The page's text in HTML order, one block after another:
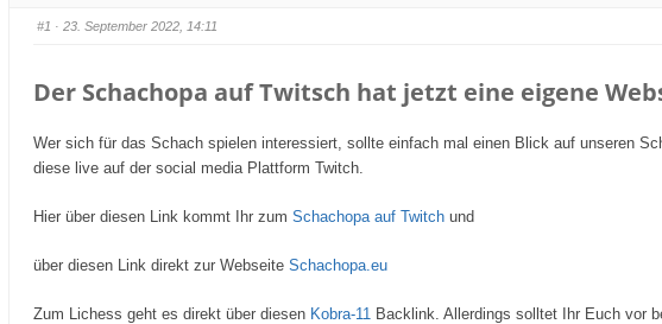
#1 · 23. September 2022, 14:11
Der Schachopa auf Twitsch hat jetzt eine eigene
Wer sich für das Schach spielen interessiert, sollte einfach mal einen Blick auf unseren
diese live auf der social media Plattform Twitch.
Hier über diesen Link kommt Ihr zum Schachopa auf Twitch und
über diesen Link direkt zur Webseite Schachopa.eu
Zum Lichess geht es direkt über diesen Kobra-11 Backlink. Allerdings solltet Ihr Euch vor